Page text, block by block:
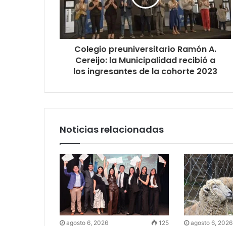
Colegio preuniversitario Ramón A.
Cereijo: la Municipalidad recibió a
los ingresantes de la cohorte 2023
Noticias relacionadas
agosto 6, 2026 125 agosto 6, 2026